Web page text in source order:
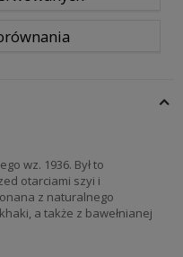
wz. 1936. Był to
otarciami szyi i
z naturalnego
a także z bawełnianej